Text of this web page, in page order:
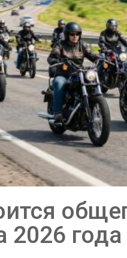
2026 года